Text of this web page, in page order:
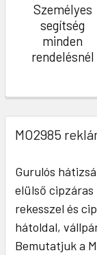
Személyes
segítség
minden
rendelésnél
MO2985
Gurulós
elülső cipzáras
rekesszel és
hátoldal,
Bemutatjuk a